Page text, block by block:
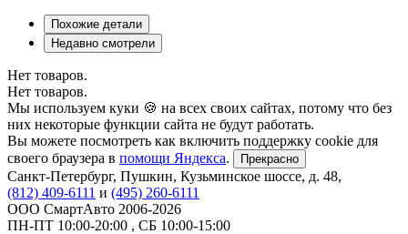
Похожие детали
Недавно смотрели
Нет товаров.
Нет товаров.
Мы используем куки 🍪 на всех своих сайтах, потому что без
них некоторые функции сайта не будут работать.
Вы можете посмотреть как включить поддержку cookie для
своего браузера в помощи Яндекса. Прекрасно
Санкт-Петербург, Пушкин, Кузьминское шоссе, д. 48,
(812) 409-6111 и (495) 260-6111
ООО СмартАвто 2006-2026
ПН-ПТ 10:00-20:00 , СБ 10:00-15:00